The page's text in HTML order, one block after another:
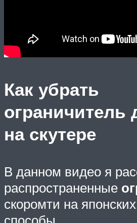
Как убрать
ограничитель
на скутере
В данном видео я
распространенные
скоромти на
способы…